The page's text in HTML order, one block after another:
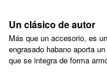
Un clásico de autor
Más que un accesorio, es
engrasado habano aporta
que se integra de forma